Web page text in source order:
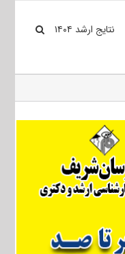
نتایج ارشد ۱۴۰۴